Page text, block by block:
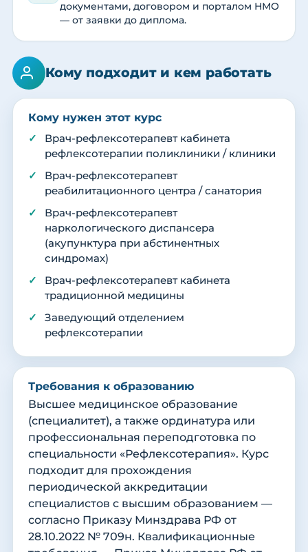
документами, договором и порталом НМО
— от заявки до диплома.
Кому подходит и кем работать
Кому нужен этот курс
Врач-рефлексотерапевт кабинета
рефлексотерапии поликлиники / клиники
Врач-рефлексотерапевт
реабилитационного центра / санатория
Врач-рефлексотерапевт
наркологического диспансера
(акупунктура при абстинентных
синдромах)
Врач-рефлексотерапевт кабинета
традиционной медицины
Заведующий отделением
рефлексотерапии
Требования к образованию
Высшее медицинское образование
(специалитет), а также ординатура или
профессиональная переподготовка по
специальности «Рефлексотерапия». Курс
подходит для прохождения
периодической аккредитации
специалистов с высшим образованием —
согласно Приказу Минздрава РФ от
28.10.2022 № 709н. Квалификационные